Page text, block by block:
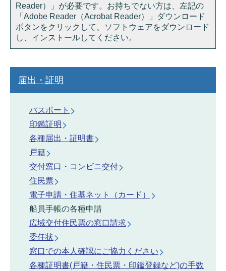
Reader）」が必要です。お持ちでない方は、左記の
「Adobe Reader（Acrobat Reader）」ダウンロード
ボタンをクリックして、ソフトウェアをダウンロード
し、インストールしてください。
届出・証明
パスポート
印鑑証明
各種届出・証明書
戸籍
交付窓口・コンビニ交付
住民票
電子申請・住基ネット（カード）
船員手帳の各種申請
広域交付住民票の窓口請求
委任状
窓口での本人確認にご協力ください
各種証明書(戸籍・住民票・印鑑登録など)の手数